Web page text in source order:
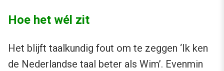
Hoe het wél zit
Het blijft taalkundig fout om te zeggen ‘Ik ken
de Nederlandse taal beter als Wim’. Evenmin